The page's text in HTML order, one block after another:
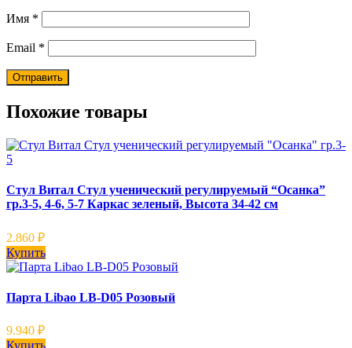
Имя *
Email *
Похожие товары
Стул Витал Стул ученический регулируемый “Осанка”
гр.3-5, 4-6, 5-7 Каркас зеленый, Высота 34-42 см
2.860 ₽
Купить
Парта Libao LB-D05 Розовый
9.940 ₽